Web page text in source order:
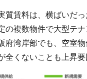
質賃料は、横ばいだ
の複数物件で大型テ
府湾岸部でも、空室
全くないことも上昇要